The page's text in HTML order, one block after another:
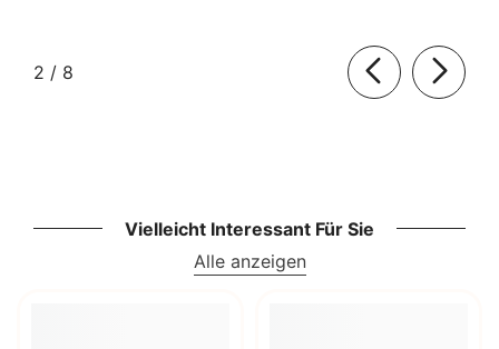
2 / von
8
Vielleicht Interessant Für Sie
Alle anzeigen